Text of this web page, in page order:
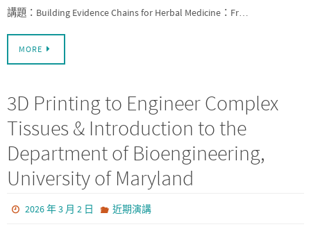
講題：Building Evidence Chains for Herbal Medicine：Fr…
MORE
3D Printing to Engineer Complex
Tissues & Introduction to the
Department of Bioengineering,
University of Maryland
2026 年 3 月 2 日 近期演講